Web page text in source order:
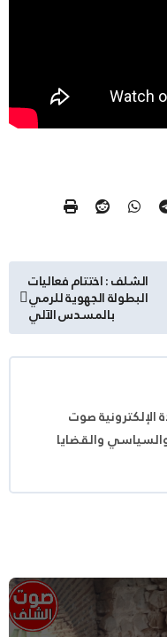
الشلف : اختتام فعاليات
البطولة الجهوية للرمي
بالمسدس الآلي
صوت
والقضايا